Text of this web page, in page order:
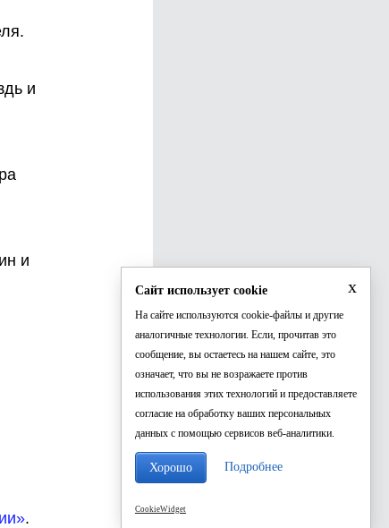
и
и
.
x
Сайт использует cookie
На сайте используются cookie-файлы и другие
аналогичные технологии. Если, прочитав это
сообщение, вы остаетесь на нашем сайте, это
означает, что вы не возражаете против
использования этих технологий и предоставляете
согласие на обработку ваших персональных
данных с помощью сервисов веб-аналитики.
Хорошо Подробнее
CookieWidget